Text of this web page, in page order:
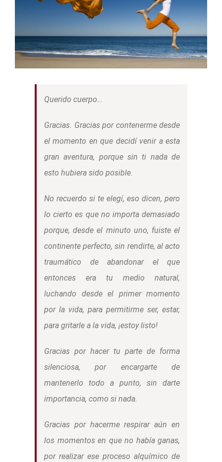
Querido cuerpo…
Gracias. Gracias por contenerme desde
el momento en que decidí venir a esta
gran aventura, porque sin ti nada de
esto hubiera sido posible.
No recuerdo si te elegí, eso dicen, pero
lo cierto es que no importa demasiado
porque, desde el minuto uno, fuiste el
continente perfecto, sin rendirte, al acto
traumático de abandonar el que
entonces era tu medio natural,
luchando desde el primer momento
por la vida, para permitirme ser, estar,
para gritarle a la vida, ¡estoy listo!
Gracias por hacer tu parte de forma
silenciosa, por encargarte de
mantenerlo todo a punto, sin darte
importancia, como si nada.
Gracias por hacerme respirar aún en
los momentos en que no había ganas,
por realizar ese proceso alquímico de